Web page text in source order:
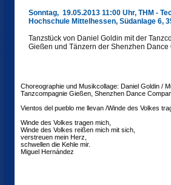
Sonntag, 19.05.2013 11:00 Uhr, THM -
Hochschule Mittelhessen, Südanlage 6,
Tanzstück von Daniel Goldin mit der
Gießen und Tänzern der Shenzhen Dance
Choreographie und Musikcollage: Daniel Goldin /
Tanzcompagnie Gießen, Shenzhen Dance
Vientos del pueblo me llevan /Winde des Volkes
Winde des Volkes tragen mich,
Winde des Volkes reißen mich mit sich,
verstreuen mein Herz,
schwellen die Kehle mir.
Miguel Hernández